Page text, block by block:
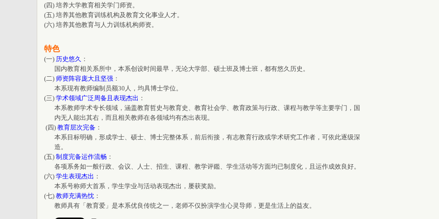
(四) 培养大学教育相关学门师资。
(五) 培养其他教育训练机构及教育文化事业人才。
(六) 培养其他教育与人力训练机构师资。
特色
(一) 历史悠久 ：
国内教育相关系所中，本系创设时间最早，无论大学部、硕士班及博士班，都有悠久历史。
(二) 师资阵容庞大且坚强 ：
本系现有教师编制员额30人，均具博士学位。
(三)学术领域广泛周备且表现杰出 ：
本系教师学术专长领域，涵盖教育哲史与教育史、教育社会学、教育政策与行政、课程与教学等主要学门，国
内无人能出其右，而且相关教师在各领域均有杰出表现。
(四) 教育层次完备 ：
本系目标明确，形成学士、硕士、博士完整体系，前后衔接，有志教育行政或学术研究工作者，可依此逐级深
造。
(五)制度完备运作流畅 ：
各项系务如一般行政、会议、人士、招生、课程、教学评鑑、学生活动等方面均已制度化，且运作成效良好。
(六)学生表现杰出 ：
本系号称师大首系，学生学业与活动表现杰出，屡获奖励。
(七)教师充满热忱 ：
教师具有「教育爱」是本系优良传统之一，老师不仅扮演学生心灵导师，更是生活上的益友。